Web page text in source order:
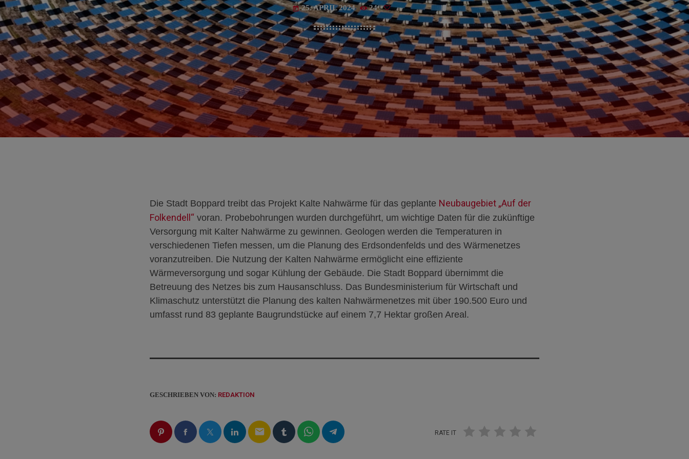
today 25. APRIL 2024 24
Die Stadt Boppard treibt das Projekt Kalte Nahwärme für das geplante Neubaugebiet „Auf der
Folkendell“ voran. Probebohrungen wurden durchgeführt, um wichtige Daten für die zukünftige
Versorgung mit Kalter Nahwärme zu gewinnen. Geologen werden die Temperaturen in
verschiedenen Tiefen messen, um die Planung des Erdsondenfelds und des Wärmenetzes
voranzutreiben. Die Nutzung der Kalten Nahwärme ermöglicht eine effiziente
Wärmeversorgung und sogar Kühlung der Gebäude. Die Stadt Boppard übernimmt die
Betreuung des Netzes bis zum Hausanschluss. Das Bundesministerium für Wirtschaft und
Klimaschutz unterstützt die Planung des kalten Nahwärmenetzes mit über 190.500 Euro und
umfasst rund 83 geplante Baugrundstücke auf einem 7,7 Hektar großen Areal.
GESCHRIEBEN VON: REDAKTION
email RATE IT